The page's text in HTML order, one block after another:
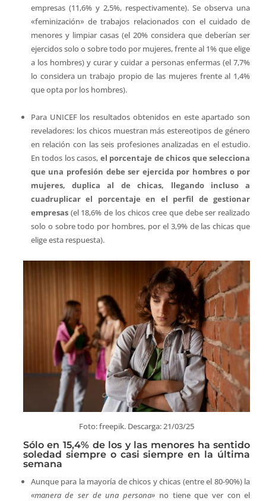
empresas (11,6% y 2,5%, respectivamente). Se observa una
«feminización» de trabajos relacionados con el cuidado de
menores y limpiar casas (el 20% considera que deberían ser
ejercidos solo o sobre todo por mujeres, frente al 1% que elige
a los hombres) y curar y cuidar a personas enfermas (el 7,7%
lo considera un trabajo propio de las mujeres frente al 1,4%
que opta por los hombres).
Para UNICEF los resultados obtenidos en este apartado son
reveladores: los chicos muestran más estereotipos de género
en relación con las seis profesiones analizadas en el estudio.
En todos los casos, el porcentaje de chicos que selecciona
que una profesión debe ser ejercida por hombres o por
mujeres, duplica al de chicas, llegando incluso a
cuadruplicar el porcentaje en el perfil de gestionar
empresas(el 18,6% de los chicos cree que debe ser realizado
solo o sobre todo por hombres, por el 3,9% de las chicas que
elige esta respuesta).
Foto: freepik. Descarga: 21/03/25
Sólo en 15,4% de los y las menores ha sentido
soledad siempre o casi siempre en la última
semana
Aunque para la mayoría de chicos y chicas (entre el 80-90%) la
«manera de ser de una persona» no tiene que ver con el